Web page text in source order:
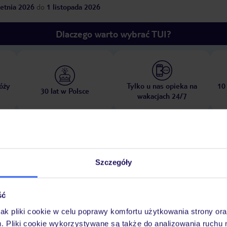
Szczegóły
pliki cookie w celu poprawy komfortu użytkowania strony
Pliki cookie wykorzystywane są także do analizowania ruchu
2026 do 1 listopada 2026
Dlaczego warto wybrać TUI?
30 lat w Polsce
Tylko u nas opieka na
wakacjach 24/7
Pokoje Wyżywienie Atrakcje
sala fitness